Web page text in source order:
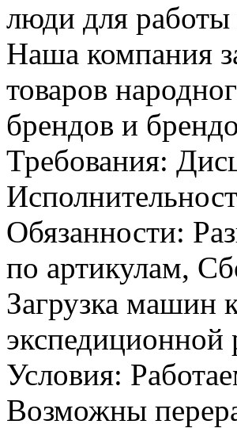
люди для работы
Наша компания
товаров
брендов и
Требования:
Обязанности:
по артикулам,
Загрузка машин
экспедиционной
Условия:
Возможны